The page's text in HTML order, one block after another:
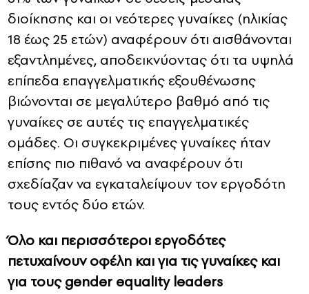
διοίκησης και οι νεότερες γυναίκες (ηλικίας
18 έως 25 ετών) αναφέρουν ότι αισθάνονται
εξαντλημένες, αποδεικνύοντας ότι τα υψηλά
επίπεδα επαγγελματικής εξουθένωσης
βιώνονται σε μεγαλύτερο βαθμό από τις
γυναίκες σε αυτές τις επαγγελματικές
ομάδες. Οι συγκεκριμένες γυναίκες ήταν
επίσης πιο πιθανό να αναφέρουν ότι
σχεδίαζαν να εγκαταλείψουν τον εργοδότη
τους εντός δύο ετών.
Όλο και περισσότεροι εργοδότες
πετυχαίνουν οφέλη και για τις γυναίκες και
για τους gender equality leaders